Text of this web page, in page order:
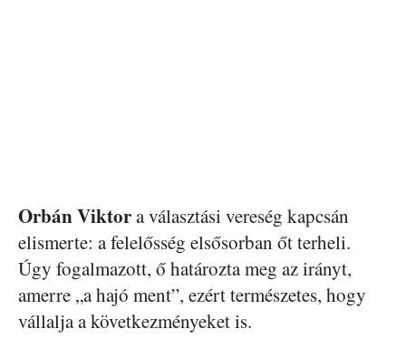
Orbán Viktora választási vereség kapcsán
elismerte: a felelősség elsősorban őt terheli.
Úgy fogalmazott, ő határozta meg az irányt,
amerre „a hajó ment”, ezért természetes, hogy
vállalja a következményeket is.